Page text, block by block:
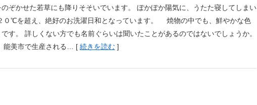
ぞかせた若草にも降りそそいでいます。 ぽかぽか陽気に、うたた寝してしまい
０℃を超え、絶好のお洗濯日和となっています。 焼物の中でも、鮮やかな色
す。 詳しくない方でも名前ぐらいは聞いたことがあるのではないでしょうか。
能美市で生産される… [ 続きを読む ]